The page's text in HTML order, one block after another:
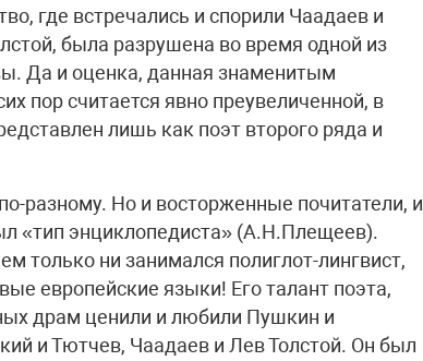
где встречались и спорили Чаадаев и
была разрушена во время одной из
Да и оценка, данная знаменитым
пор считается явно преувеличенной, в
лишь как поэт второго ряда и
разному. Но и восторженные почитатели, и
«тип энциклопедиста» (А.Н.Плещеев).
только ни занимался полиглот-лингвист,
европейские языки! Его талант поэта,
драм ценили и любили Пушкин и
и Тютчев, Чаадаев и Лев Толстой. Он был